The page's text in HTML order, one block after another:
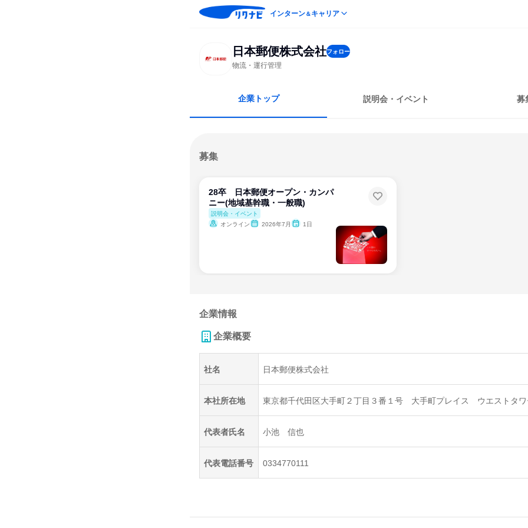
インターン＆キャリア
日本郵便株式会社フォロー
物流・運行管理
企業トップ 説明会・イベント 募
募集
28卒 日本郵便オープン・カンパ
ニー(地域基幹職・一般職)
説明会・イベント
オンライン
2026年7月 1日
企業情報
企業概要
社名 日本郵便株式会社
本社所在地 東京都千代田区大手町２丁目３番１号 大手町プレイス ウエストタワ
代表者氏名 小池 信也
代表電話番号 0334770111